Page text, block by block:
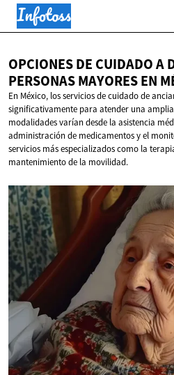
OPCIONES DE CUIDADO A
PERSONAS MAYORESEN
En México, los servicios de cuidado de
significativamente para atender una
modalidades varían desde la asistencia
administración de medicamentos y el
servicios más especializados como la
mantenimiento de la movilidad.